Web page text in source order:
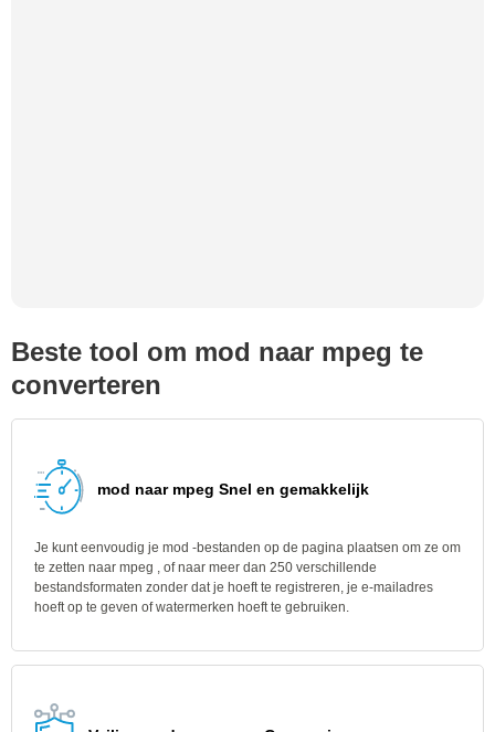
Beste tool om mod naar mpeg te
converteren
mod naar mpeg Snel en gemakkelijk
Je kunt eenvoudig je mod -bestanden op de pagina plaatsen om ze om
te zetten naar mpeg , of naar meer dan 250 verschillende
bestandsformaten zonder dat je hoeft te registreren, je e-mailadres
hoeft op te geven of watermerken hoeft te gebruiken.